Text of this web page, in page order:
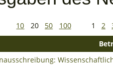
10 20 50 100 1 2